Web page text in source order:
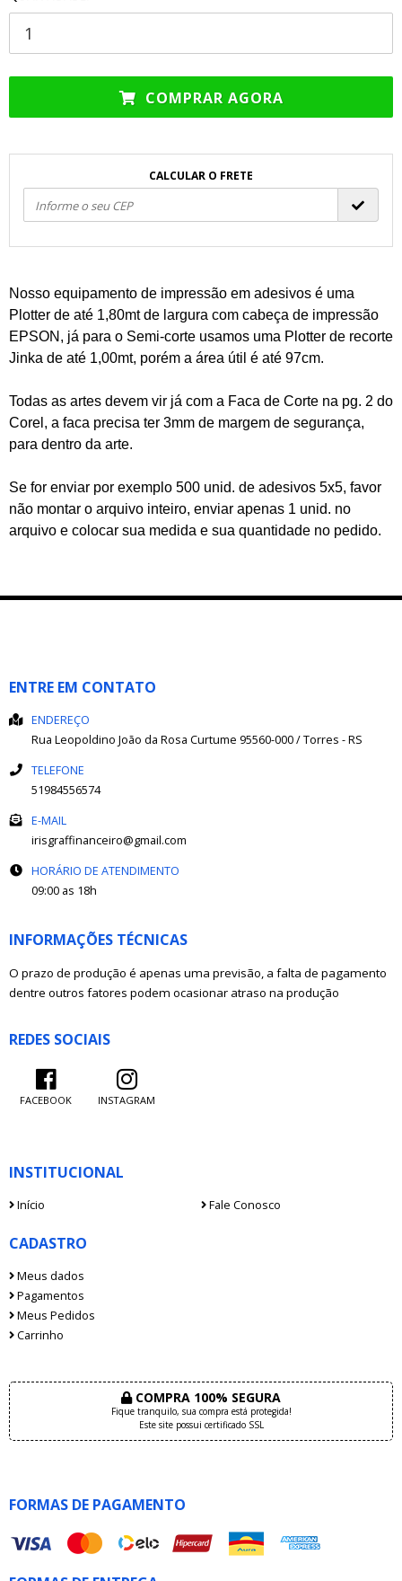
COMPRAR AGORA
CALCULAR O FRETE
Nosso equipamento de impressão em adesivos é uma
Plotter de até 1,80mt de largura com cabeça de impressão
EPSON, já para o Semi-corte usamos uma Plotter de recorte
Jinka de até 1,00mt, porém a área útil é até 97cm.
Todas as artes devem vir já com a Faca de Corte na pg. 2 do
Corel, a faca precisa ter 3mm de margem de segurança,
para dentro da arte.
Se for enviar por exemplo 500 unid. de adesivos 5x5, favor
não montar o arquivo inteiro, enviar apenas 1 unid. no
arquivo e colocar sua medida e sua quantidade no pedido.
ENTRE EM CONTATO
ENDEREÇO
Rua Leopoldino João da Rosa Curtume 95560-000/Torres - RS
TELEFONE
51984556574
E-MAIL
irisgraffinanceiro@gmail.com
HORÁRIO DE ATENDIMENTO
09:00 as 18h
INFORMAÇÕES TÉCNICAS
O prazo de produção é apenas uma previsão, a falta de pagamento
dentre outros fatores podem ocasionar atraso na produção
REDES SOCIAIS
FACEBOOK INSTAGRAM
INSTITUCIONAL
Início Fale Conosco
CADASTRO
Meus dados
Pagamentos
Meus Pedidos
Carrinho
COMPRA 100% SEGURA
Fique tranquilo, sua compra está protegida!
Este site possui certificado SSL
FORMAS DE PAGAMENTO